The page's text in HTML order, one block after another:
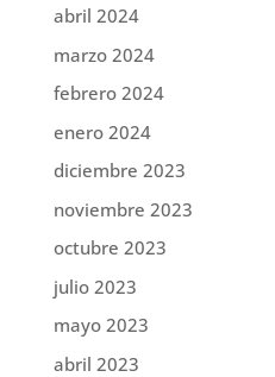
abril 2024
marzo 2024
febrero 2024
enero 2024
diciembre 2023
noviembre 2023
octubre 2023
julio 2023
mayo 2023
abril 2023